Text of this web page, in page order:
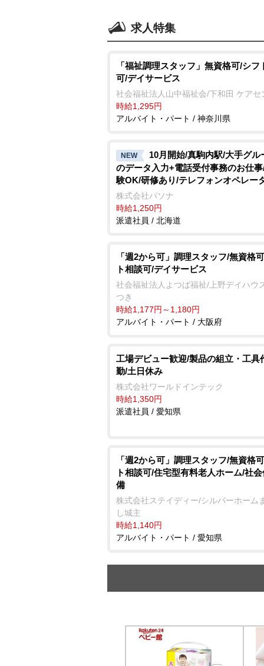
求人特集
「福祉調理スタッフ」無資格可/シフ
可/デイサービス
社会福祉法人山中福祉会/下和田 ケアセ
時給1,295円
アルバイト・パート / 神奈川県
NEW
10月開始/真駒内駅/大手グル
のデータ入力+電話受付事務のお仕
験OK/研修あり/テレフォンオペレー
株式会社パソナ
時給1,250円
派遣社員 / 北海道
「週2から可」調理スタッフ/無資格
ト相談可/デイサービス
社会福祉法人よつば福祉/上野デイハウ
つき
時給1,177円～1,180円
アルバイト・パート / 大阪府
工場デビュー歓迎/製品の組立・工具
勤/土日休み
株式会社ワールドインテック
時給1,350円
派遣社員 / 愛知県
「週2から可」調理スタッフ/無資格
ト相談可/住宅型有料老人ホーム/社
備
株式会社ステイディー/シルバーホーム
し城主
時給1,140円
アルバイト・パート / 愛知県